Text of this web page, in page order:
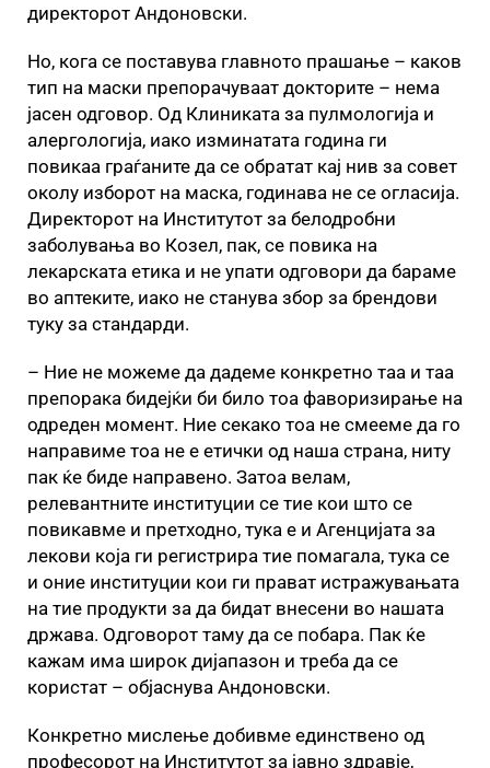
директорот Андоновски.
Но, кога се поставува главното прашање – каков
тип на маски препорачуваат докторите – нема
јасен одговор. Од Клиниката за пулмологија и
алергологија, иако изминатата година ги
повикаа граѓаните да се обратат кај нив за совет
околу изборот на маска, годинава не се огласија.
Директорот на Институтот за белодробни
заболувања во Козел, пак, се повика на
лекарската етика и не упати одговори да бараме
во аптеките, иако не станува збор за брендови
туку за стандарди.
– Ние не можеме да дадеме конкретно таа и таа
препорака бидејќи би било тоа фаворизирање на
одреден момент. Ние секако тоа не смееме да го
направиме тоа не е етички од наша страна, ниту
пак ќе биде направено. Затоа велам,
релевантните институции се тие кои што се
повикавме и претходно, тука е и Агенцијата за
лекови која ги регистрира тие помагала, тука се
и оние институции кои ги прават истражувањата
на тие продукти за да бидат внесени во нашата
држава. Одговорот таму да се побара. Пак ќе
кажам има широк дијапазон и треба да се
користат – објаснува Андоновски.
Конкретно мислење добивме единствено од
професорот на Институтот за јавно здравје,